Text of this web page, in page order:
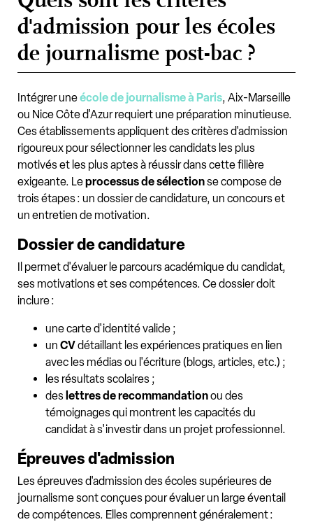
d'admission pour les écoles
de journalisme post-bac ?
Intégrer uneécole de journalisme à Paris, Aix-Marseille
ou Nice Côte d'Azur requiert une préparation minutieuse.
Ces établissements appliquent des critères d'admission
rigoureux pour sélectionner les candidats les plus
motivés et les plus aptes à réussir dans cette filière
exigeante. Leprocessus de sélectionse compose de
trois étapes : un dossier de candidature, un concours et
un entretien de motivation.
Dossier de candidature
Il permet d'évaluer le parcours académique du candidat,
ses motivations et ses compétences. Ce dossier doit
inclure :
une carte d'identité valide ;
un CVdétaillant les expériences pratiques en lien
avec les médias ou l'écriture (blogs, articles, etc.) ;
les résultats scolaires ;
des lettres de recommandationou des
témoignages qui montrent les capacités du
candidat à s'investir dans un projet professionnel.
Épreuves d'admission
Les épreuves d'admission des écoles supérieures de
journalisme sont conçues pour évaluer un large éventail
de compétences. Elles comprennent généralement :